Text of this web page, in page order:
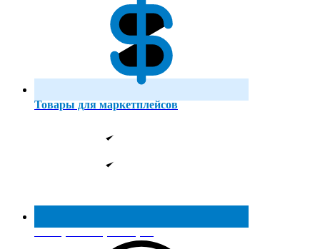
Товары для маркетплейсов
Реестр МинПромТорга